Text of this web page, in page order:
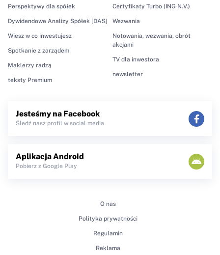
Perspektywy dla spółek
Dywidendowe Analizy Spółek [DAS]
Wiesz w co inwestujesz
Spotkanie z zarządem
Maklerzy radzą
teksty Premium
Certyfikaty Turbo (ING N.V.)
Wezwania
Notowania, wezwania, obrót
akcjami
TV dla inwestora
newsletter
Jesteśmy na Facebook
Śledź nasz profil w social media
Aplikacja Android
Pobierz z Google Play
O nas
Polityka prywatności
Regulamin
Reklama